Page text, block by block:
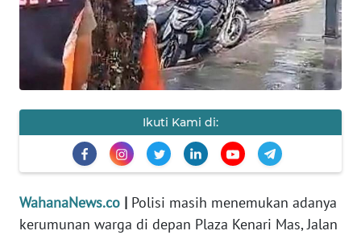
Ikuti Kami di:
WahanaNews.co | Polisi masih menemukan adanya
kerumunan warga di depan Plaza Kenari Mas, Jalan
INFO
TENTANG